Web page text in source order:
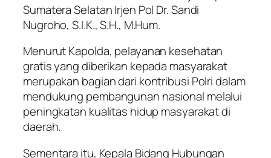
Sumatera Selatan Irjen Pol Dr. Sandi
Nugroho, S.I.K., S.H., M.Hum.
Menurut Kapolda, pelayanan kesehatan
gratis yang diberikan kepada masyarakat
merupakan bagian dari kontribusi Polri dalam
mendukung pembangunan nasional melalui
peningkatan kualitas hidup masyarakat di
daerah.
Sementara itu, Kepala Bidang Hubungan